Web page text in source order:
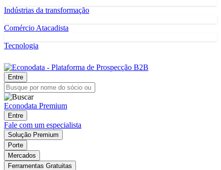
Indústrias da transformação
Comércio Atacadista
Tecnologia
Entre
Econodata Premium
Entre
Fale com um especialista
Solução Premium
Porte
Mercados
Ferramentas Gratuitas